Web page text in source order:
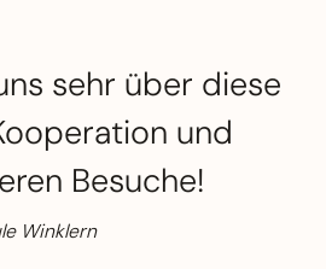
sehr über diese
und
Besuche!
Winklern